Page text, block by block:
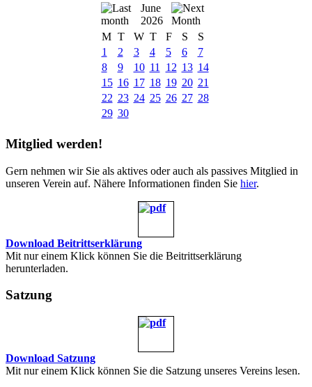
June
2026
M T W T F S
S
1
2 3 4 5 6
7
8
9 10 11 12 13 14
15 16 17 18 19 20 21
22 23 24 25 26 27 28
29 30
Mitglied werden!
Gern nehmen wir Sie als aktives oder auch als passives Mitglied in
unseren Verein auf. Nähere Informationen finden Sie hier.
Download Beitrittserklärung
Mit nur einem Klick können Sie die Beitrittserklärung
herunterladen.
Satzung
Download Satzung
Mit nur einem Klick können Sie die Satzung unseres Vereins lesen.